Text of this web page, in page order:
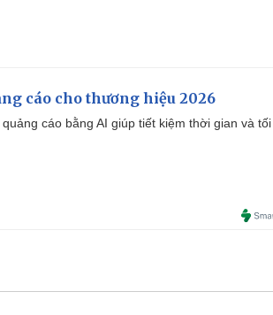
cáo cho thương hiệu 2026
cáo bằng AI giúp tiết kiệm thời gian và